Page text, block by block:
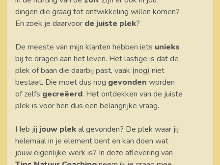
dingen die graag tot ontwikkeling willen komen?
En zoek je daarvoor de juiste plek?
De meeste van mijn klanten hebben iets unieks
bij te dragen aan het leven. Het lastige is dat de
plek of baan die daarbij past, vaak (nog) niet
bestaat. Die moet dus nog gevonden worden
of zelfs gecreëerd. Het ontdekken van de juiste
plek is voor hen dus een belangrijke vraag.
Heb jij jouw plekal gevonden? De plek waar jij
helemaal in je element bent en kan doen wat
jouw eigenlijke werk is? In deze aflevering van